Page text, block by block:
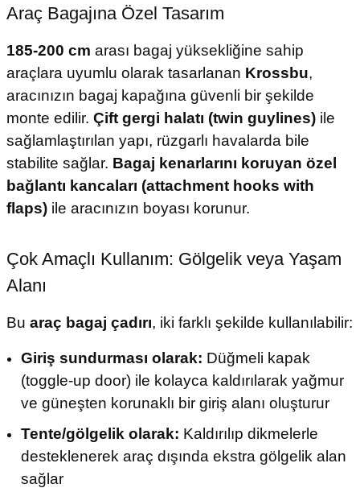
Araç Bagajına Özel Tasarım
185-200 cm arası bagaj yüksekliğine sahip
araçlara uyumlu olarak tasarlanan Krossbu,
aracınızın bagaj kapağına güvenli bir şekilde
monte edilir. Çift gergi halatı (twin guylines)ile
sağlamlaştırılan yapı, rüzgarlı havalarda bile
stabilite sağlar. Bagaj kenarlarını koruyan özel
bağlantı kancaları (attachment hooks with
flaps)ile aracınızın boyası korunur.
Çok Amaçlı Kullanım: Gölgelik veya Yaşam
Alanı
Bu araç bagaj çadırı, iki farklı şekilde kullanılabilir:
Giriş sundurması olarak: Düğmeli kapak
(toggle-up door) ile kolayca kaldırılarak yağmur
ve güneşten korunaklı bir giriş alanı oluşturur
Tente/gölgelik olarak: Kaldırılıp dikmelerle
desteklenerek araç dışında ekstra gölgelik alan
sağlar